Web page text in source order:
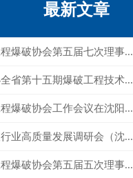
最新文章
爆破协会第五届七次理事...
省第十五期爆破工程技术...
爆破协会工作会议在沈阳...
业高质量发展调研会（沈...
爆破协会第五届五次理事...